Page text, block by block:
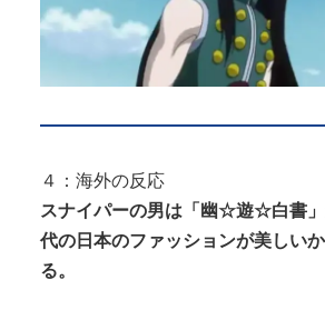
４：海外の反応
スナイパーの男は「幽☆遊☆白書
代の日本のファッションが美しい
る。